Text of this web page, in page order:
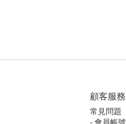
顧客服務
常見問題
- 會員帳號